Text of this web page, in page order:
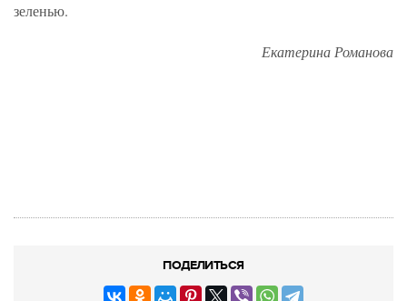
зеленью.
Екатерина Романова
ПОДЕЛИТЬСЯ